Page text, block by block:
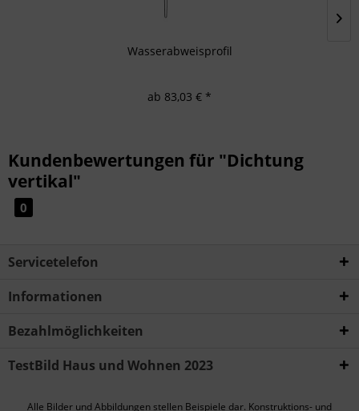
Wasserabweisprofil
ab 83,03 € *
Kundenbewertungen für "Dichtung
vertikal"
0
Servicetelefon
Informationen
Bezahlmöglichkeiten
TestBild Haus und Wohnen 2023
Alle Bilder und Abbildungen stellen Beispiele dar. Konstruktions- und